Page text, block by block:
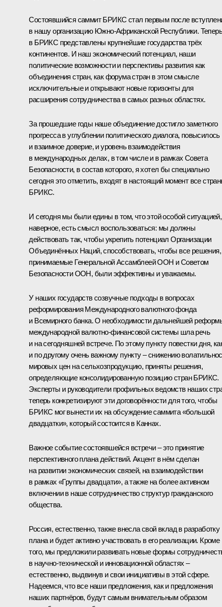
Состоявшийся саммит БРИКС стал первым после
в нашу организацию Южно-Африканской Республики. Теперь
в БРИКС представлены крупнейшие государства трёх
континентов. И наш экономический потенциал, наши
политические возможности и перспективы развития как
объединения стран, как форума стран в этом смысле
исключительные и открывают новые горизонты для
расширения сотрудничества в самых разных областях.
За прошедшие годы наше объединение достигло заметного
прогресса в углублении политического диалога, повысилось
и взаимное доверие, и уровень взаимодействия
в международных делах, в том числе и в рамках Совета
Безопасности, в состав которого, я хотел бы специально
сегодня это отметить, входят в настоящий момент все
БРИКС.
И сегодня мы были едины в том, что этой особой ситуацией,
наверное, есть смысл воспользоваться: мы должны
действовать так, чтобы укрепить потенциал Организации
Объединённых Наций, способствовать, чтобы все решения,
принимаемые Генеральной Ассамблеей ООН и Советом
Безопасности ООН, были эффективны и уважаемы.
У наших государств созвучные подходы в вопросах
реформирования Международного валютного фонда
и Всемирного банка. О необходимости дальнейшей
международной валютно-финансовой системы шла речь
и на сегодняшней встрече. По этому пункту повестки дня,
и по другому очень важному пункту – снижению
мировых цен на сельхозпродукцию, приняты решения,
определяющие консолидированную позицию стран БРИКС.
Эксперты и руководители профильных ведомств наших
теперь конкретизируют эти договорённости для того, чтобы
БРИКС мог вынести их на обсуждение саммита «большой
двадцатки», который состоится в Каннах.
Важное событие состоявшейся встречи – это принятие
перспективного плана действий. Акцент в нём сделан
на развитии экономических связей, на взаимодействии
в рамках «Группы двадцати», а также на более активном
включении в наше сотрудничество структур гражданского
общества.
Россия, естественно, также внесла свой вклад в разработку
плана и будет активно участвовать в его реализации. Кроме
того, мы предложили развивать новые формы
в научно-технической и инновационной областях –
естественно, выдвинув и свои инициативы в этой сфере.
Надеемся, что все наши предложения, как и предложения
наших партнёров, будут самым внимательным образом